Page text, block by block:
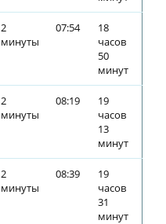
2
минуты
07:54
18
часов
50
минут
2
минуты
08:19
19
часов
13
минут
2
минуты
08:39
19
часов
31
минут